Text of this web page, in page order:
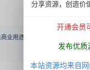
业用途！转载请说明出处！
分享资源，创造价
开通会员
发布优质
本站资源均来自